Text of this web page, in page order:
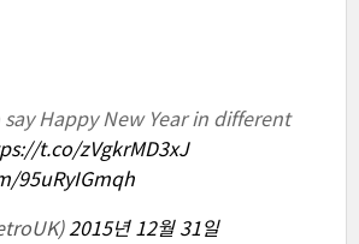
say Happy New Year in different
t.co/zVgkrMD3xJ
95uRyIGmqh
2015년 12월 31일